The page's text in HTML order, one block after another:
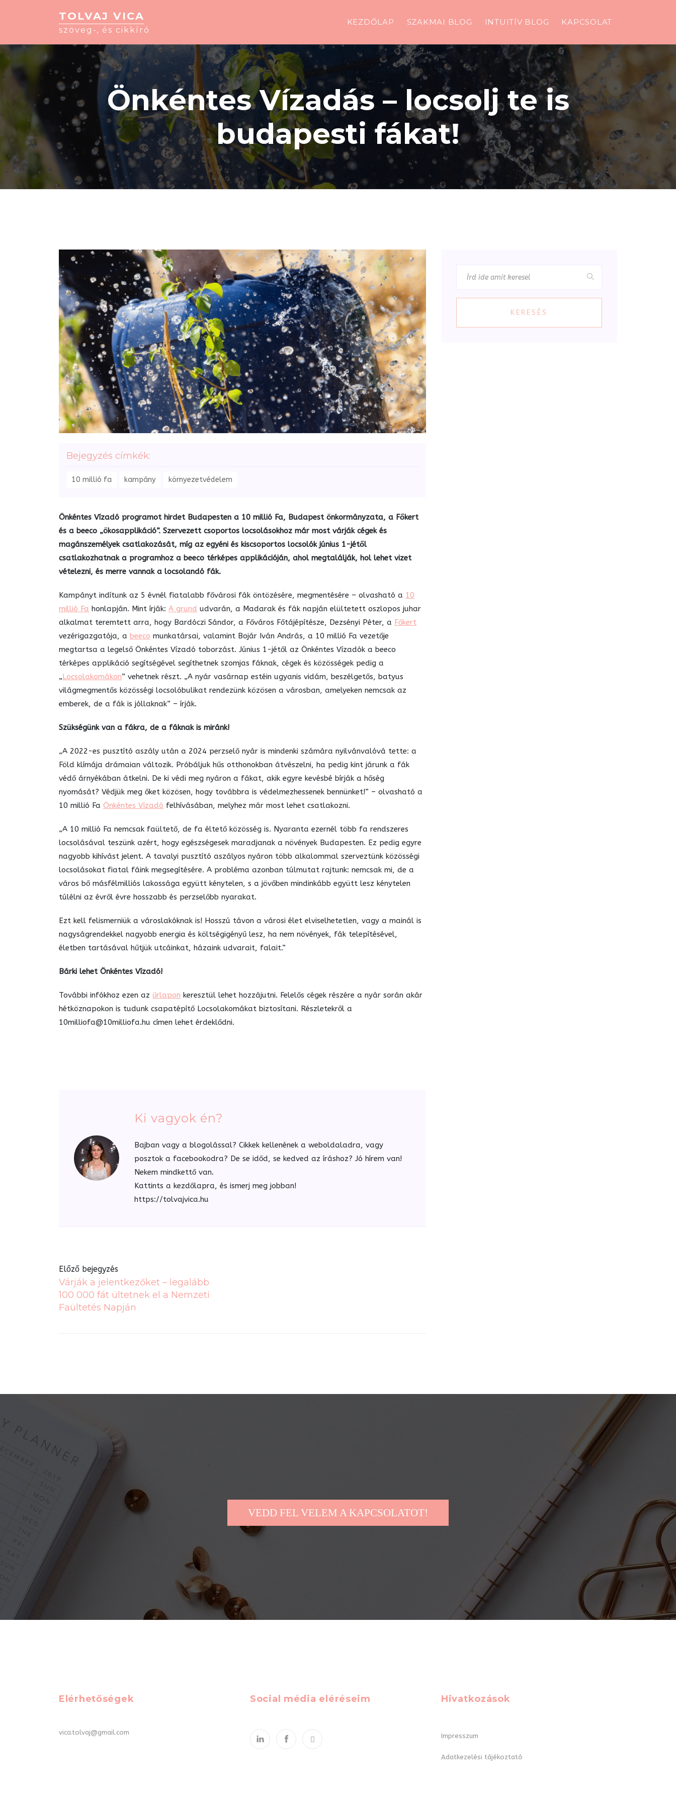
TOLVAJ VICA
szöveg-, és cikkíró
KEZDŐLAP SZAKMAI BLOG INTUITÍV BLOG KAPCSOLAT
Önkéntes Vízadás – locsolj te is
budapesti fákat!
Bejegyzés címkék:
10 millió fa kampány környezetvédelem
Önkéntes Vízadó programot hirdet Budapesten a 10 millió Fa, Budapest önkormányzata, a Főkert
és a beeco „ökosapplikáció”. Szervezett csoportos locsolásokhoz már most várják cégek és
magánszemélyek csatlakozását, míg az egyéni és kiscsoportos locsolók június 1-jétől
csatlakozhatnak a programhoz a beeco térképes applikációján, ahol megtalálják, hol lehet vizet
vételezni, és merre vannak a locsolandó fák.
Kampányt indítunk az 5 évnél fiatalabb fővárosi fák öntözésére, megmentésére – olvasható a 10
millió Fa honlapján. Mint írják: A grund udvarán, a Madarak és fák napján elültetett oszlopos juhar
alkalmat teremtett arra, hogy Bardóczi Sándor, a Főváros Főtájépítésze, Dezsényi Péter, a Főkert
vezérigazgatója, a beeco munkatársai, valamint Bojár Iván András, a 10 millió Fa vezetője
megtartsa a legelső Önkéntes Vízadó toborzást. Június 1-jétől az Önkéntes Vízadók a beeco
térképes applikáció segítségével segíthetnek szomjas fáknak, cégek és közösségek pedig a
„Locsolakomákon” vehetnek részt. „A nyár vasárnap estéin ugyanis vidám, beszélgetős, batyus
világmegmentős közösségi locsolóbulikat rendezünk közösen a városban, amelyeken nemcsak az
emberek, de a fák is jóllaknak” – írják.
Szükségünk van a fákra, de a fáknak is miránk!
„A 2022-es pusztító aszály után a 2024 perzselő nyár is mindenki számára nyilvánvalóvá tette: a
Föld klímája drámaian változik. Próbáljuk hűs otthonokban átvészelni, ha pedig kint járunk a fák
védő árnyékában átkelni. De ki védi meg nyáron a fákat, akik egyre kevésbé bírják a hőség
nyomását? Védjük meg őket közösen, hogy továbbra is védelmezhessenek bennünket!” – olvasható a
10 millió Fa Önkéntes Vízadó felhívásában, melyhez már most lehet csatlakozni.
„A 10 millió Fa nemcsak faültető, de fa éltető közösség is. Nyaranta ezernél több fa rendszeres
locsolásával teszünk azért, hogy egészségesek maradjanak a növények Budapesten. Ez pedig egyre
nagyobb kihívást jelent. A tavalyi pusztító aszályos nyáron több alkalommal szerveztünk közösségi
locsolásokat fiatal fáink megsegítésére. A probléma azonban túlmutat rajtunk: nemcsak mi, de a
város bő másfélmilliós lakossága együtt kénytelen, s a jövőben mindinkább együtt lesz kénytelen
túlélni az évről évre hosszabb és perzselőbb nyarakat.
Ezt kell felismerniük a városlakóknak is! Hosszú távon a városi élet elviselhetetlen, vagy a mainál is
nagyságrendekkel nagyobb energia és költségigényű lesz, ha nem növények, fák telepítésével,
életben tartásával hűtjük utcáinkat, házaink udvarait, falait.”
Bárki lehet Önkéntes Vízadó!
További infókhoz ezen az űrlapon keresztül lehet hozzájutni. Felelős cégek részére a nyár során akár
hétköznapokon is tudunk csapatépítő Locsolakomákat biztosítani. Részletekről a
10milliofa@10milliofa.hu címen lehet érdeklődni.
Ki vagyok én?
Bajban vagy a blogolással? Cikkek kellenének a weboldaladra, vagy
posztok a facebookodra? De se időd, se kedved az íráshoz? Jó hírem van!
Nekem mindkettő van.
Kattints a kezdőlapra, és ismerj meg jobban!
https://tolvajvica.hu
Előző bejegyzés
Várják a jelentkezőket – legalább
100 000 fát ültetnek el a Nemzeti
Faültetés Napján
KERESÉS
VEDD FEL VELEM A KAPCSOLATOT!
Elérhetőségek
vica.tolvaj@gmail.com
Social média eléréseim Hivatkozások
Impresszum
Adatkezelési tájékoztató